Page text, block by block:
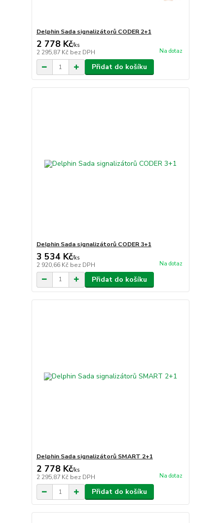
Delphin Sada signalizátorů CODER 2+1
2 778 Kč/ks
2 295,87 Kč bez DPH Na dotaz
Přidat do košíku
Delphin Sada signalizátorů CODER 3+1
3 534 Kč/ks
2 920,66 Kč bez DPH Na dotaz
Přidat do košíku
Delphin Sada signalizátorů SMART 2+1
2 778 Kč/ks
2 295,87 Kč bez DPH Na dotaz
Přidat do košíku